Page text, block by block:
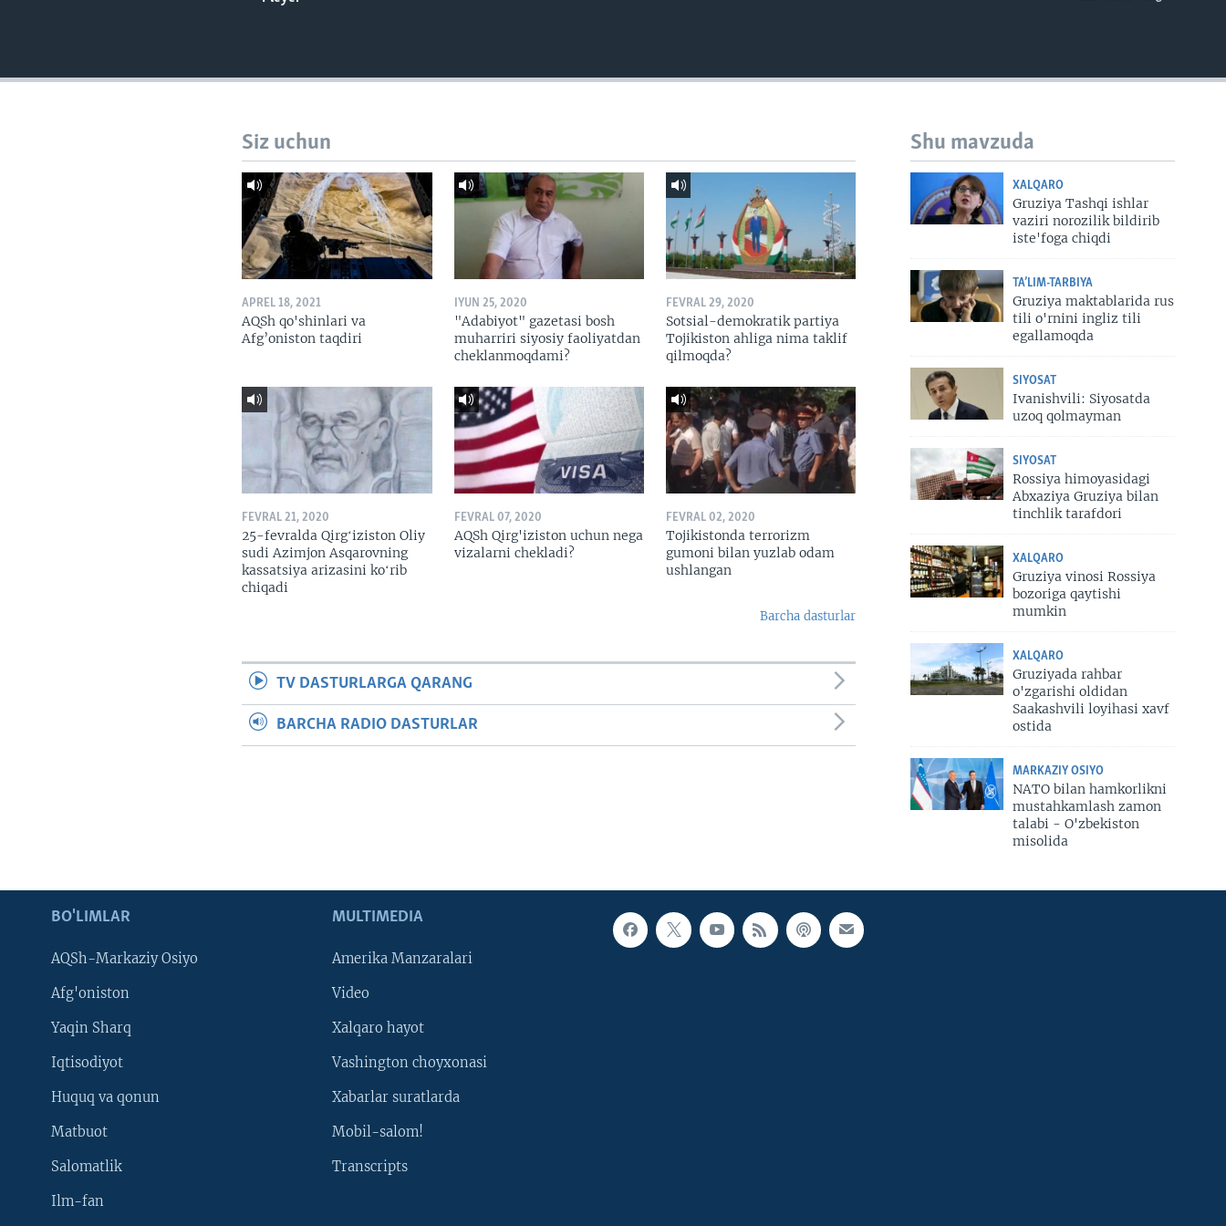
Shu mavzuda
XALQARO
Gruziya Tashqi ishlar
vaziri norozilik bildirib
iste'foga chiqdi
TA’LIM-TARBIYA
Gruziya maktablarida rus
tili o'rnini ingliz tili
egallamoqda
SIYOSAT
Ivanishvili: Siyosatda
uzoq qolmayman
SIYOSAT
Rossiya himoyasidagi
Abxaziya Gruziya bilan
tinchlik tarafdori
XALQARO
Gruziya vinosi Rossiya
bozoriga qaytishi
mumkin
XALQARO
Gruziyada rahbar
o'zgarishi oldidan
Saakashvili loyihasi xavf
ostida
MARKAZIY OSIYO
NATO bilan hamkorlikni
mustahkamlash zamon
talabi - O'zbekiston
misolida
Siz uchun
APREL 18, 2021
AQSh qo'shinlari va
Afg’oniston taqdiri
IYUN 25, 2020
"Adabiyot" gazetasi bosh
muharriri siyosiy faoliyatdan
cheklanmoqdami?
FEVRAL 29, 2020
Sotsial-demokratik partiya
Tojikiston ahliga nima taklif
qilmoqda?
FEVRAL 21, 2020
25-fevralda Qirgʻiziston Oliy
sudi Azimjon Asqarovning
kassatsiya arizasini koʻrib
chiqadi
FEVRAL 07, 2020
AQSh Qirg'iziston uchun nega
vizalarni chekladi?
FEVRAL 02, 2020
Tojikistonda terrorizm
gumoni bilan yuzlab odam
ushlangan
Barcha dasturlar
TV DASTURLARGA QARANG
BARCHA RADIO DASTURLAR
BO'LIMLAR
AQSh-Markaziy Osiyo
Afg'oniston
Yaqin Sharq
Iqtisodiyot
Huquq va qonun
Matbuot
Salomatlik
Ilm-fan
MULTIMEDIA
Amerika Manzaralari
Video
Xalqaro hayot
Vashington choyxonasi
Xabarlar suratlarda
Mobil-salom!
Transcripts